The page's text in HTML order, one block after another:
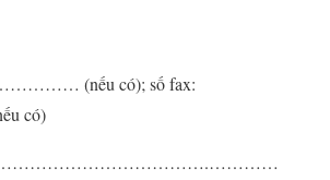
(nếu có); số fax:
có)
tử: ……………………………….…………